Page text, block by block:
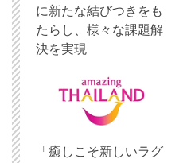
に新たな結びつきをも
たらし、様々な課題解
決を実現
「癒しこそ新しいラグ